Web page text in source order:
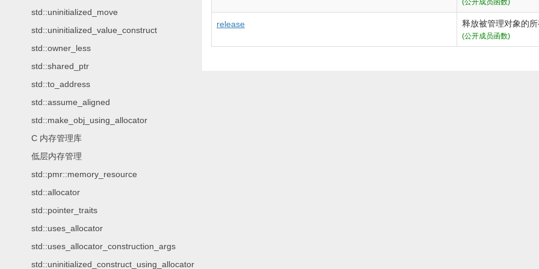
std::uninitialized_move
std::uninitialized_value_construct
std::owner_less
std::shared_ptr
std::to_address
std::assume_aligned
std::make_obj_using_allocator
C 内存管理库
低层内存管理
std::pmr::memory_resource
std::allocator
std::pointer_traits
std::uses_allocator
std::uses_allocator_construction_args
std::uninitialized_construct_using_allocator
(公开成员函数)
release 释放被管理对象的
(公开成员函数)